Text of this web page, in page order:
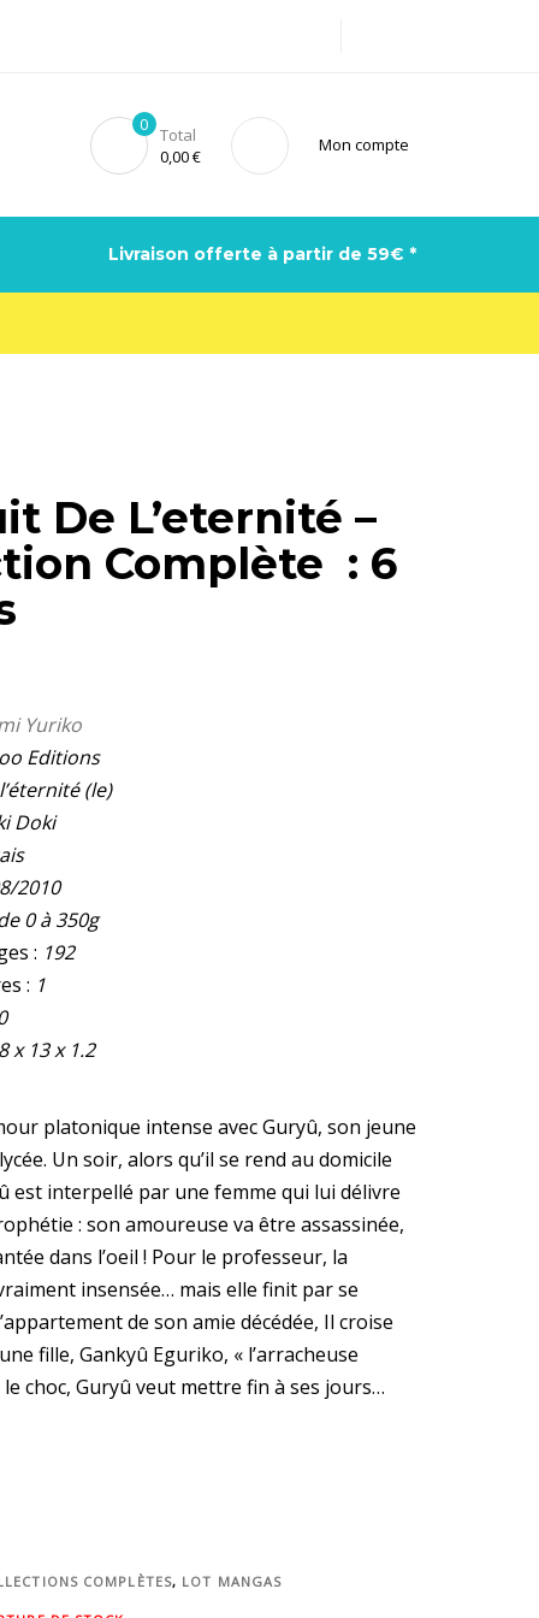
0,00€
Total
0
Mon compte
Livraison offerte à partir de 59€ *
De L’eternité –
Complète : 6
Yuriko
Editions
(le)
Doki
2010
0 à 350g
: 192
: 1
x 13 x 1.2
platonique intense avec Guryû, son jeune
Un soir, alors qu’il se rend au domicile
est interpellé par une femme qui lui délivre
: son amoureuse va être assassinée,
dans l’oeil ! Pour le professeur, la
insensée… mais elle finit par se
de son amie décédée, Il croise
fille, Gankyû Eguriko, « l’arracheuse
le choc, Guryû veut mettre fin à ses jours…
COMPLÈTES, LOT MANGAS